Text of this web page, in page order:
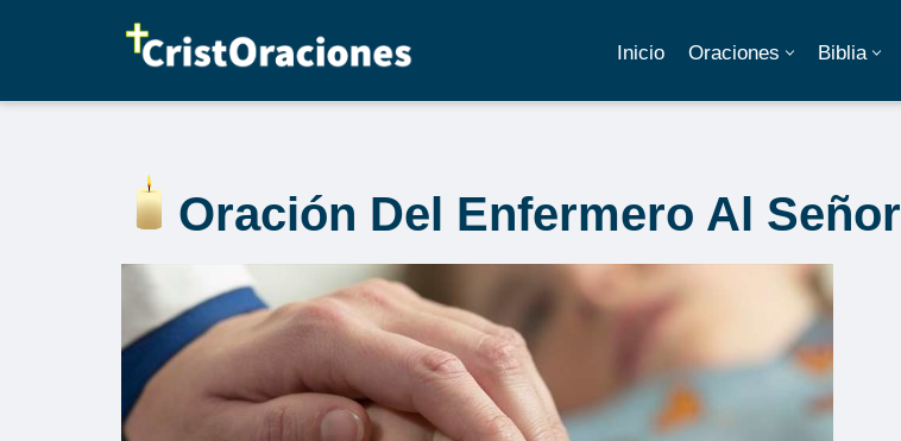
al
Inicio Oraciones Biblia
Oración Del Enfermero Al Señor